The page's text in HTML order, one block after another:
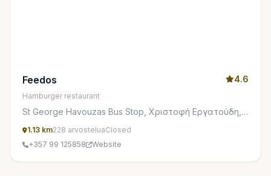
Feedos 4.6
Hamburger restaurant
St George Havouzas Bus Stop, Χριστοφή Εργατούδη,
1.13 km228 arvosteluaClosed
+357 99 125858
Website